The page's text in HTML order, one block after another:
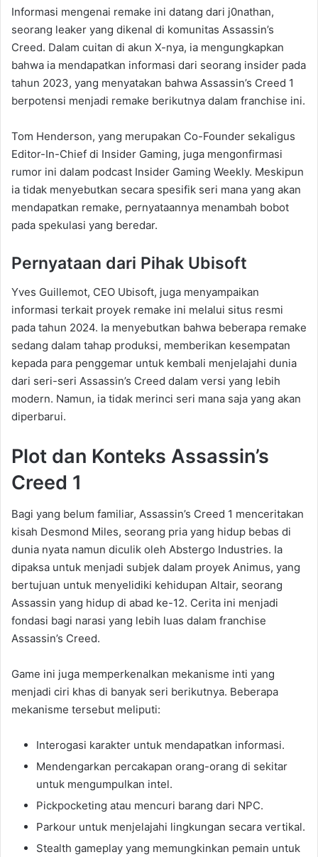
Informasi mengenai remake ini datang dari j0nathan,
seorang leaker yang dikenal di komunitas Assassin’s
Creed. Dalam cuitan di akun X-nya, ia mengungkapkan
bahwa ia mendapatkan informasi dari seorang insider pada
tahun 2023, yang menyatakan bahwa Assassin’s Creed 1
berpotensi menjadi remake berikutnya dalam franchise ini.
Tom Henderson, yang merupakan Co-Founder sekaligus
Editor-In-Chief di Insider Gaming, juga mengonfirmasi
rumor ini dalam podcast Insider Gaming Weekly. Meskipun
ia tidak menyebutkan secara spesifik seri mana yang akan
mendapatkan remake, pernyataannya menambah bobot
pada spekulasi yang beredar.
Pernyataan dari Pihak Ubisoft
Yves Guillemot, CEO Ubisoft, juga menyampaikan
informasi terkait proyek remake ini melalui situs resmi
pada tahun 2024. Ia menyebutkan bahwa beberapa remake
sedang dalam tahap produksi, memberikan kesempatan
kepada para penggemar untuk kembali menjelajahi dunia
dari seri-seri Assassin’s Creed dalam versi yang lebih
modern. Namun, ia tidak merinci seri mana saja yang akan
diperbarui.
Plot dan Konteks Assassin’s
Creed 1
Bagi yang belum familiar, Assassin’s Creed 1 menceritakan
kisah Desmond Miles, seorang pria yang hidup bebas di
dunia nyata namun diculik oleh Abstergo Industries. Ia
dipaksa untuk menjadi subjek dalam proyek Animus, yang
bertujuan untuk menyelidiki kehidupan Altair, seorang
Assassin yang hidup di abad ke-12. Cerita ini menjadi
fondasi bagi narasi yang lebih luas dalam franchise
Assassin’s Creed.
Game ini juga memperkenalkan mekanisme inti yang
menjadi ciri khas di banyak seri berikutnya. Beberapa
mekanisme tersebut meliputi:
Interogasi karakter untuk mendapatkan informasi.
Mendengarkan percakapan orang-orang di sekitar
untuk mengumpulkan intel.
Pickpocketing atau mencuri barang dari NPC.
Parkour untuk menjelajahi lingkungan secara vertikal.
Stealth gameplay yang memungkinkan pemain untuk